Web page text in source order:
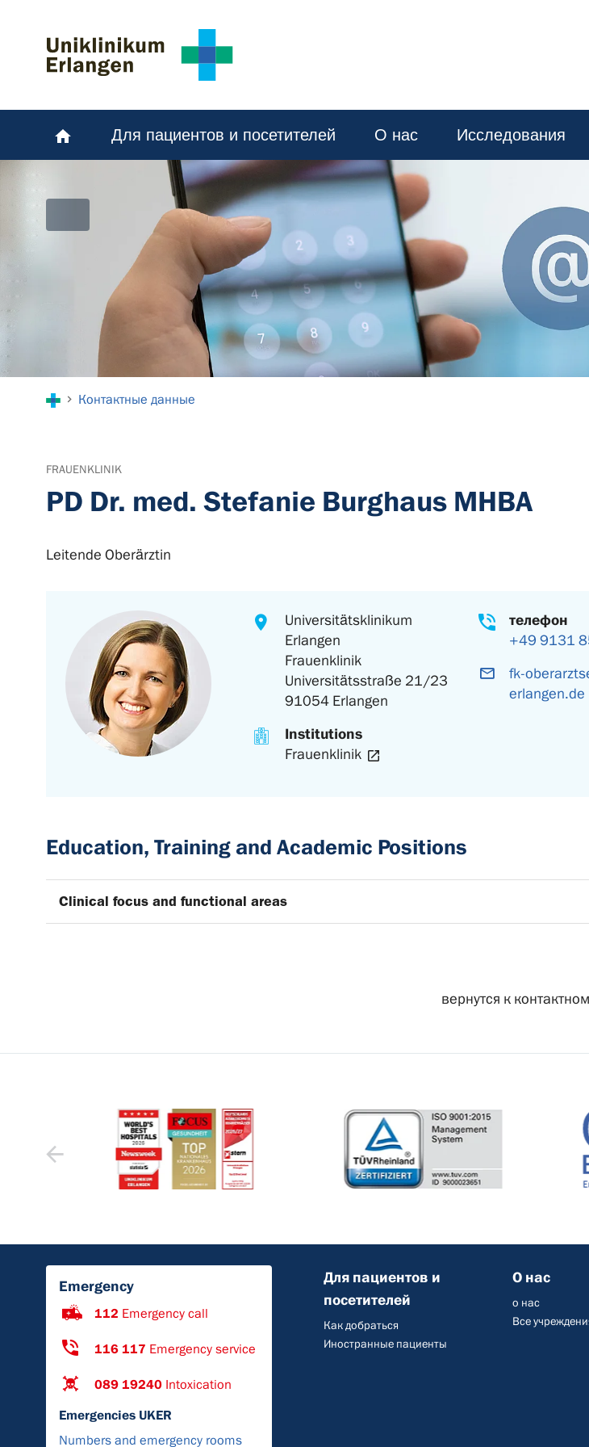
Для пациентов и посетителей О нас Исследования
Контактные данные
FRAUENKLINIK
PD Dr. med. Stefanie Burghaus MHBA
Leitende Oberärztin
Universitätsklinikum
Erlangen
Frauenklinik
Universitätsstraße 21/23
91054 Erlangen
Institutions
Frauenklinik
телефон
+49 9131
fk-
erlangen.de
Education, Training and Academic Positions
Clinical focus and functional areas
вернутся к
Emergency
112 Emergency call
116 117 Emergency service
089 19240 Intoxication
Emergencies UKER
Numbers and emergency rooms
Для пациентов и
посетителей
Как добраться
Иностранные пациенты
О нас
о нас
Все